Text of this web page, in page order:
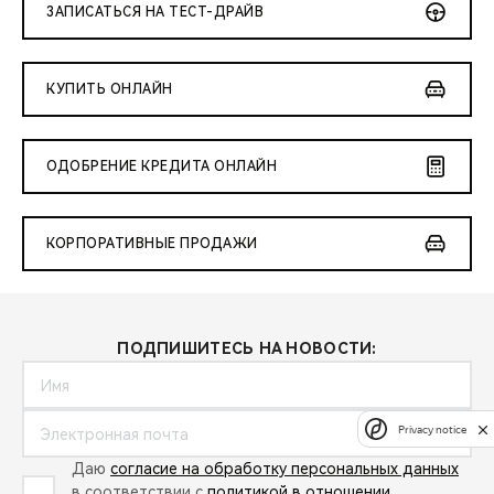
ЗАПИСАТЬСЯ НА ТЕСТ-ДРАЙВ
КУПИТЬ ОНЛАЙН
ОДОБРЕНИЕ КРЕДИТА ОНЛАЙН
КОРПОРАТИВНЫЕ ПРОДАЖИ
ПОДПИШИТЕСЬ НА НОВОСТИ:
Даю согласие на обработку персональных данных
Privacy notice